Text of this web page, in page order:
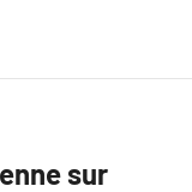
sur